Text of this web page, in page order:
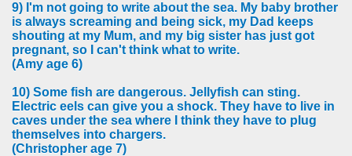
9) I'm not going to write about the sea. My baby brother
is always screaming and being sick, my Dad keeps
shouting at my Mum, and my big sister has just got
pregnant, so I can't think what to write.
(Amy age 6)
10) Some fish are dangerous. Jellyfish can sting.
Electric eels can give you a shock. They have to live in
caves under the sea where I think they have to plug
themselves into chargers.
(Christopher age 7)